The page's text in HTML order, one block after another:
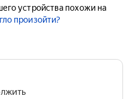
устройства похожи на
произойти?